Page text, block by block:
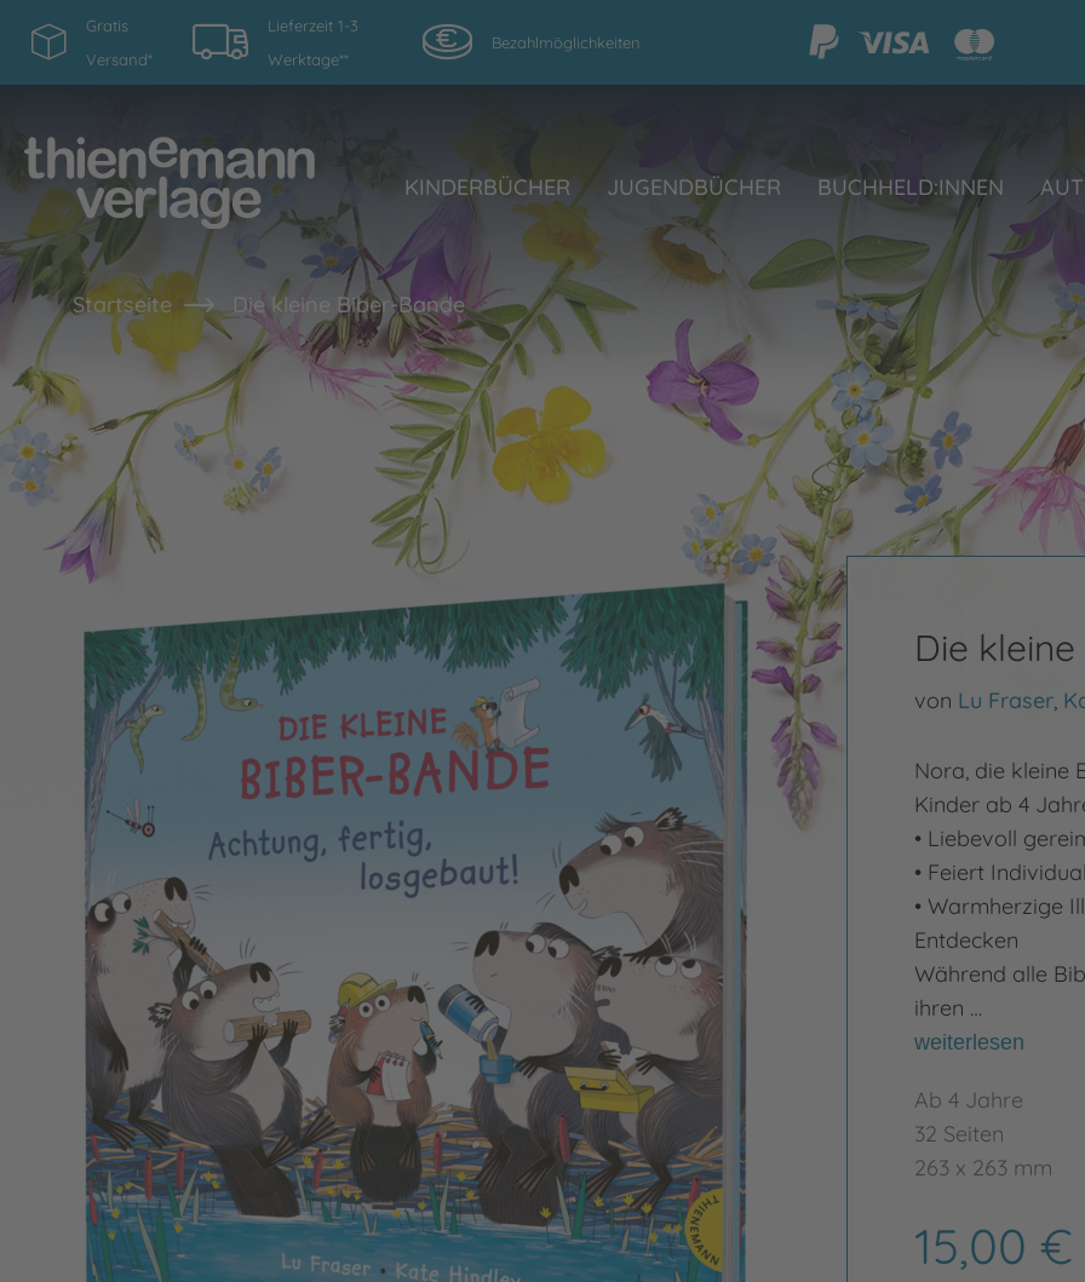
Gratis
Versand*
Lieferzeit 1-3
Werktage**
Bezahlmöglichkeiten
KINDERBÜCHER JUGENDBÜCHER BUCHHELD:INNEN
Startseite Die kleine Biber-Bande
Die
von Lu Fraser,
Nora, die kleine
Kinder ab 4
• Liebevoll
• Feiert
• Warmherzige
Entdecken
Während alle
ihren …
weiterlesen
Ab 4 Jahre
32 Seiten
263 x 263 mm
15,00 €